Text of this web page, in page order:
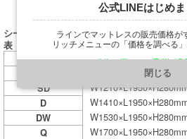
シーリー（Sealy）「スポーツ スピードマ
表
サイズ
W970×L1950×H280mm
SD
D
DW
Q
公式LINEはじめま
ラインでマットレスの販売価格が
リッチメニューの「価格を調べる
閉じる